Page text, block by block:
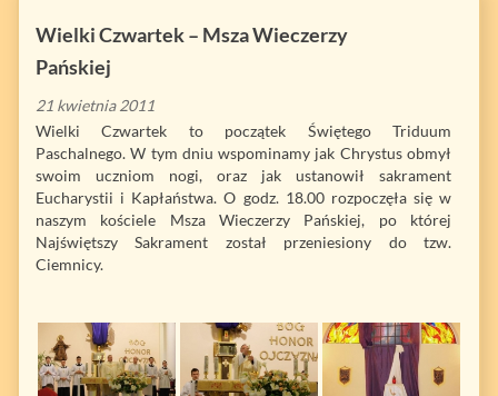
Wielki Czwartek – Msza Wieczerzy
Pańskiej
21 kwietnia 2011
Wielki Czwartek to początek Świętego Triduum
Paschalnego. W tym dniu wspominamy jak Chrystus obmył
swoim uczniom nogi, oraz jak ustanowił sakrament
Eucharystii i Kapłaństwa. O godz. 18.00 rozpoczęła się w
naszym kościele Msza Wieczerzy Pańskiej, po której
Najświętszy Sakrament został przeniesiony do tzw.
Ciemnicy.